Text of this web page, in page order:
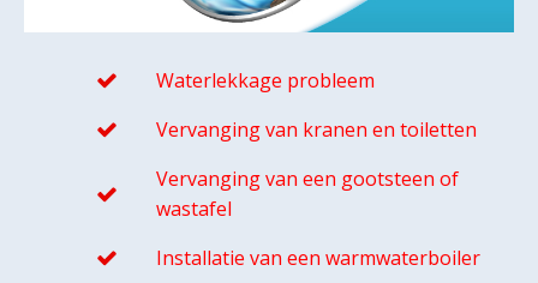
Waterlekkage probleem
Vervanging van kranen en toiletten
Vervanging van een gootsteen of
wastafel
Installatie van een warmwaterboiler